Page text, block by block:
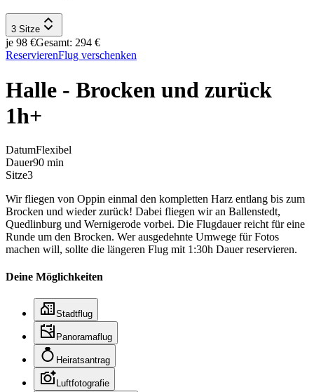
3 Sitze
je 98 €Gesamt: 294 €
ReservierenFlug verschenken
Halle - Brocken und zurück
1h+
DatumFlexibel
Dauer90 min
Sitze3
Wir fliegen von Oppin einmal den kompletten Harz entlang bis zum
Brocken und wieder zurück! Dabei fliegen wir an Ballenstedt,
Quedlinburg und Wernigerode vorbei. Die Flugdauer reicht für eine
Runde um den Brocken. Wer ausgedehnte Umwege für Fotos
machen will, sollte die längeren Flug mit 1:30h Dauer reservieren.
Deine Möglichkeiten
Stadtflug
Panoramaflug
Heiratsantrag
Luftfotografie